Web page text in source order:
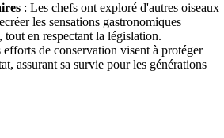
: Les chefs ont exploré d'autres oiseaux
les sensations gastronomiques
tout en respectant la législation.
efforts de conservation visent à protéger
assurant sa survie pour les générations